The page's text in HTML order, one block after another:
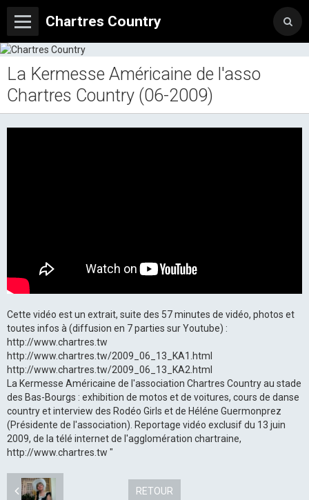
Chartres Country
La Kermesse Américaine de l'asso
Chartres Country (06-2009)
Cette vidéo est un extrait, suite des 57 minutes de vidéo, photos et
toutes infos à (diffusion en 7 parties sur Youtube) :
http://www.chartres.tw
http://www.chartres.tw/2009_06_13_KA1.html
http://www.chartres.tw/2009_06_13_KA2.html
La Kermesse Américaine de l'association Chartres Country au stade
des Bas-Bourgs : exhibition de motos et de voitures, cours de danse
country et interview des Rodéo Girls et de Héléne Guermonprez
(Présidente de l'association). Reportage vidéo exclusif du 13 juin
2009, de la télé internet de l'agglomération chartraine,
http://www.chartres.tw "
RETOUR